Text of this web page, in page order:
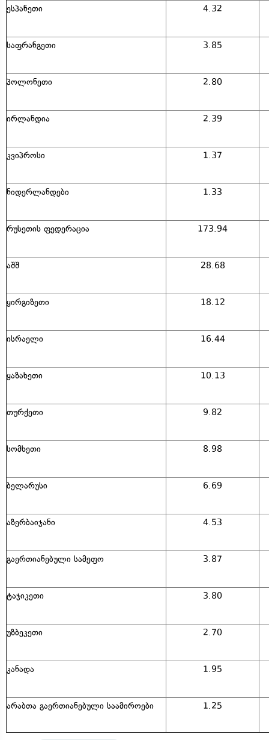
ესპანეთი 4.32
საფრანგეთი 3.85
პოლონეთი 2.80
ირლანდია 2.39
კვიპროსი 1.37
ნიდერლანდები 1.33
რუსეთის ფედერაცია 173.94
აშშ 28.68
ყირგიზეთი 18.12
ისრაელი 16.44
ყაზახეთი 10.13
თურქეთი 9.82
სომხეთი 8.98
ბელარუსი 6.69
აზერბაიჯანი 4.53
გაერთიანებული სამეფო 3.87
ტაჯიკეთი 3.80
უზბეკეთი 2.70
კანადა 1.95
არაბთა გაერთიანებული საამიროები 1.25